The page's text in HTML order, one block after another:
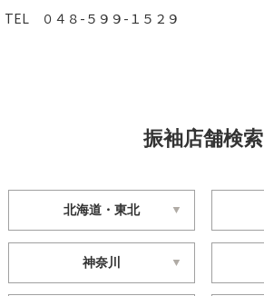
TEL ０４８-５９９-１５２９
振袖店舗検索
北海道・東北
神奈川